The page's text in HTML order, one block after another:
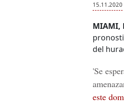
15.11.2020
MIAMI,
del
'Se
este